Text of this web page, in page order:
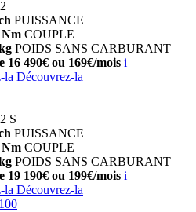
PUISSANCE
Nm COUPLE
POIDS SANS CARBURANT
16 490€ ou 169€/mois i
la Découvrez-la
S
PUISSANCE
Nm COUPLE
POIDS SANS CARBURANT
19 190€ ou 199€/mois i
la Découvrez-la